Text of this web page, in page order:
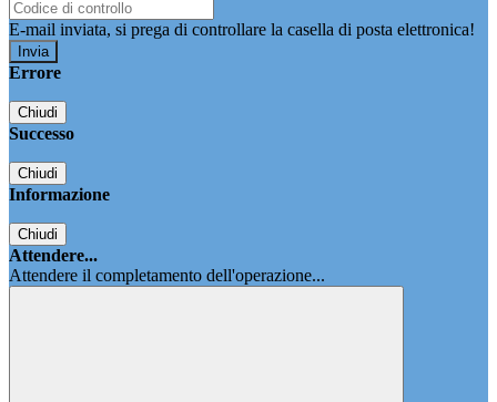
E-mail inviata, si prega di controllare la casella di posta elettronica!
Errore
Chiudi
Successo
Chiudi
Informazione
Chiudi
Attendere...
Attendere il completamento dell'operazione...